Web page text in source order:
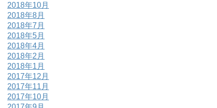
2018年10月
2018年8月
2018年7月
2018年5月
2018年4月
2018年2月
2018年1月
2017年12月
2017年11月
2017年10月